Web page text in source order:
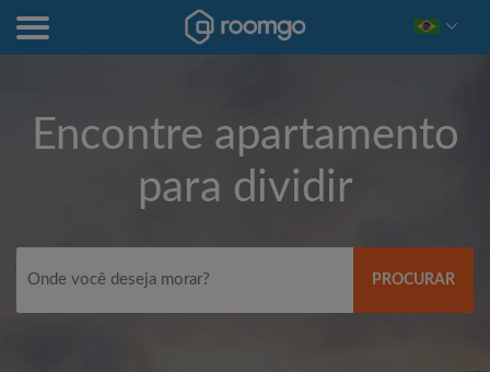
Encontre apartamento
para dividir
PROCURAR